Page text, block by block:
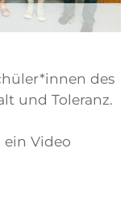
des
und Toleranz.
Video